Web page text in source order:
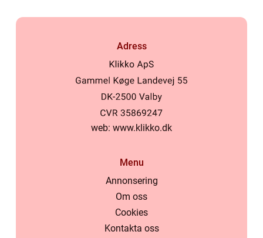
Adress
web: www.klikko.dk
Menu
Annonsering
Om oss
Cookies
Kontakta oss